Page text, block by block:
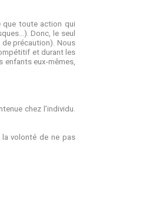
que toute action qui
Donc, le seul
précaution). Nous
et durant les
enfants eux-mêmes,
chez l’individu.
volonté de ne pas